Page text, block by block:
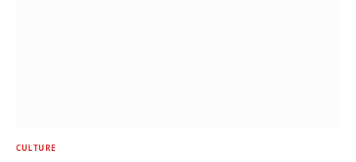
CULTURE